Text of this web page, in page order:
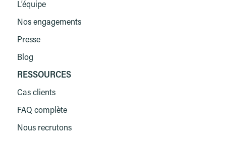
L’équipe
Nos engagements
Presse
Blog
RESSOURCES
Cas clients
FAQ complète
Nous recrutons